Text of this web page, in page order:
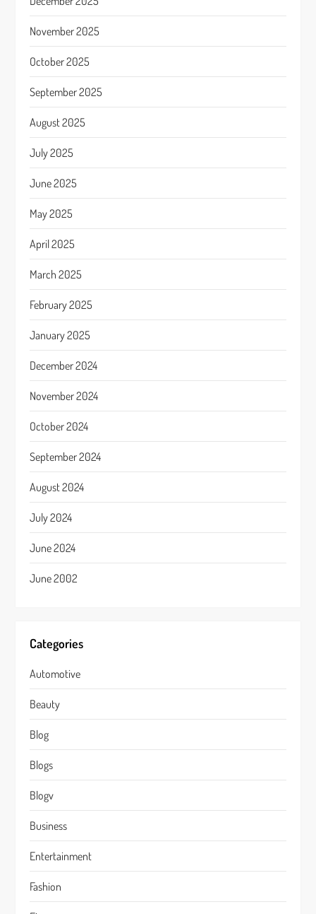
November 2025
October 2025
September 2025
August 2025
July 2025
June 2025
May 2025
April 2025
March 2025
February 2025
January 2025
December 2024
November 2024
October 2024
September 2024
August 2024
July 2024
June 2024
June 2002
Categories
Automotive
Beauty
Blog
Blogs
Blogv
Business
Entertainment
Fashion